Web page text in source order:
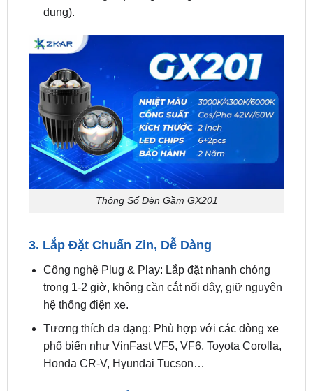
Thông Số Đèn Gầm GX201
3. Lắp Đặt Chuẩn Zin, Dễ Dàng
trong 1-2 giờ, không cần cắt nối dây, giữ nguyên
hệ thống điện xe.
Tương thích đa dạng: Phù hợp với các dòng xe
phổ biến như VinFast VF5, VF6, Toyota Corolla,
Honda CR-V, Hyundai Tucson…
4. Nâng Tầm Thẩm Mỹ